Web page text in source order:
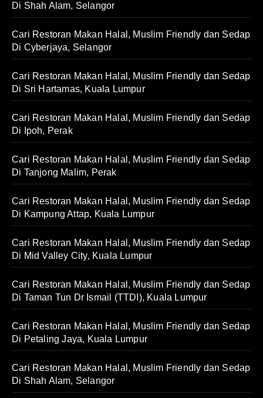
Di Shah Alam, Selangor
Cari Restoran Makan Halal, Muslim Friendly dan Sedap
Di Cyberjaya, Selangor
Cari Restoran Makan Halal, Muslim Friendly dan Sedap
Di Sri Hartamas, Kuala Lumpur
Cari Restoran Makan Halal, Muslim Friendly dan Sedap
Di Ipoh, Perak
Cari Restoran Makan Halal, Muslim Friendly dan Sedap
Di Tanjong Malim, Perak
Cari Restoran Makan Halal, Muslim Friendly dan Sedap
Di Kampung Attap, Kuala Lumpur
Cari Restoran Makan Halal, Muslim Friendly dan Sedap
Di Mid Valley City, Kuala Lumpur
Cari Restoran Makan Halal, Muslim Friendly dan Sedap
Di Taman Tun Dr Ismail (TTDI), Kuala Lumpur
Cari Restoran Makan Halal, Muslim Friendly dan Sedap
Di Petaling Jaya, Kuala Lumpur
Cari Restoran Makan Halal, Muslim Friendly dan Sedap
Di Shah Alam, Selangor